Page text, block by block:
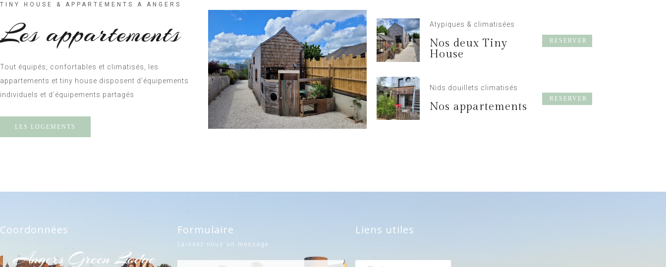
TINY HOUSE & APPARTEMENTS A ANGERS
Les appartements
Tout équipés, confortables et climatisés, les
appartements et tiny house disposent d'équipements
individuels et d'équipements partagés
LES LOGEMENTS
Atypiques & climatisées
Nos deux Tiny
House
RESERVER
Nids douillets climatisés
Nos appartements
RESERVER
Coordonnées Formulaire
Laissez nous un message
Liens utiles